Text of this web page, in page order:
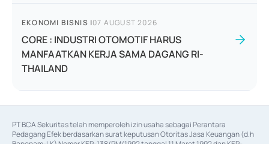
EKONOMI BISNIS |07 AUGUST 2026
CORE : INDUSTRI OTOMOTIF HARUS
MANFAATKAN KERJA SAMA DAGANG RI-
THAILAND
PT BCA Sekuritas telah memperoleh izin usaha sebagai Perantara
Pedagang Efek berdasarkan surat keputusan Otoritas Jasa Keuangan (d.h